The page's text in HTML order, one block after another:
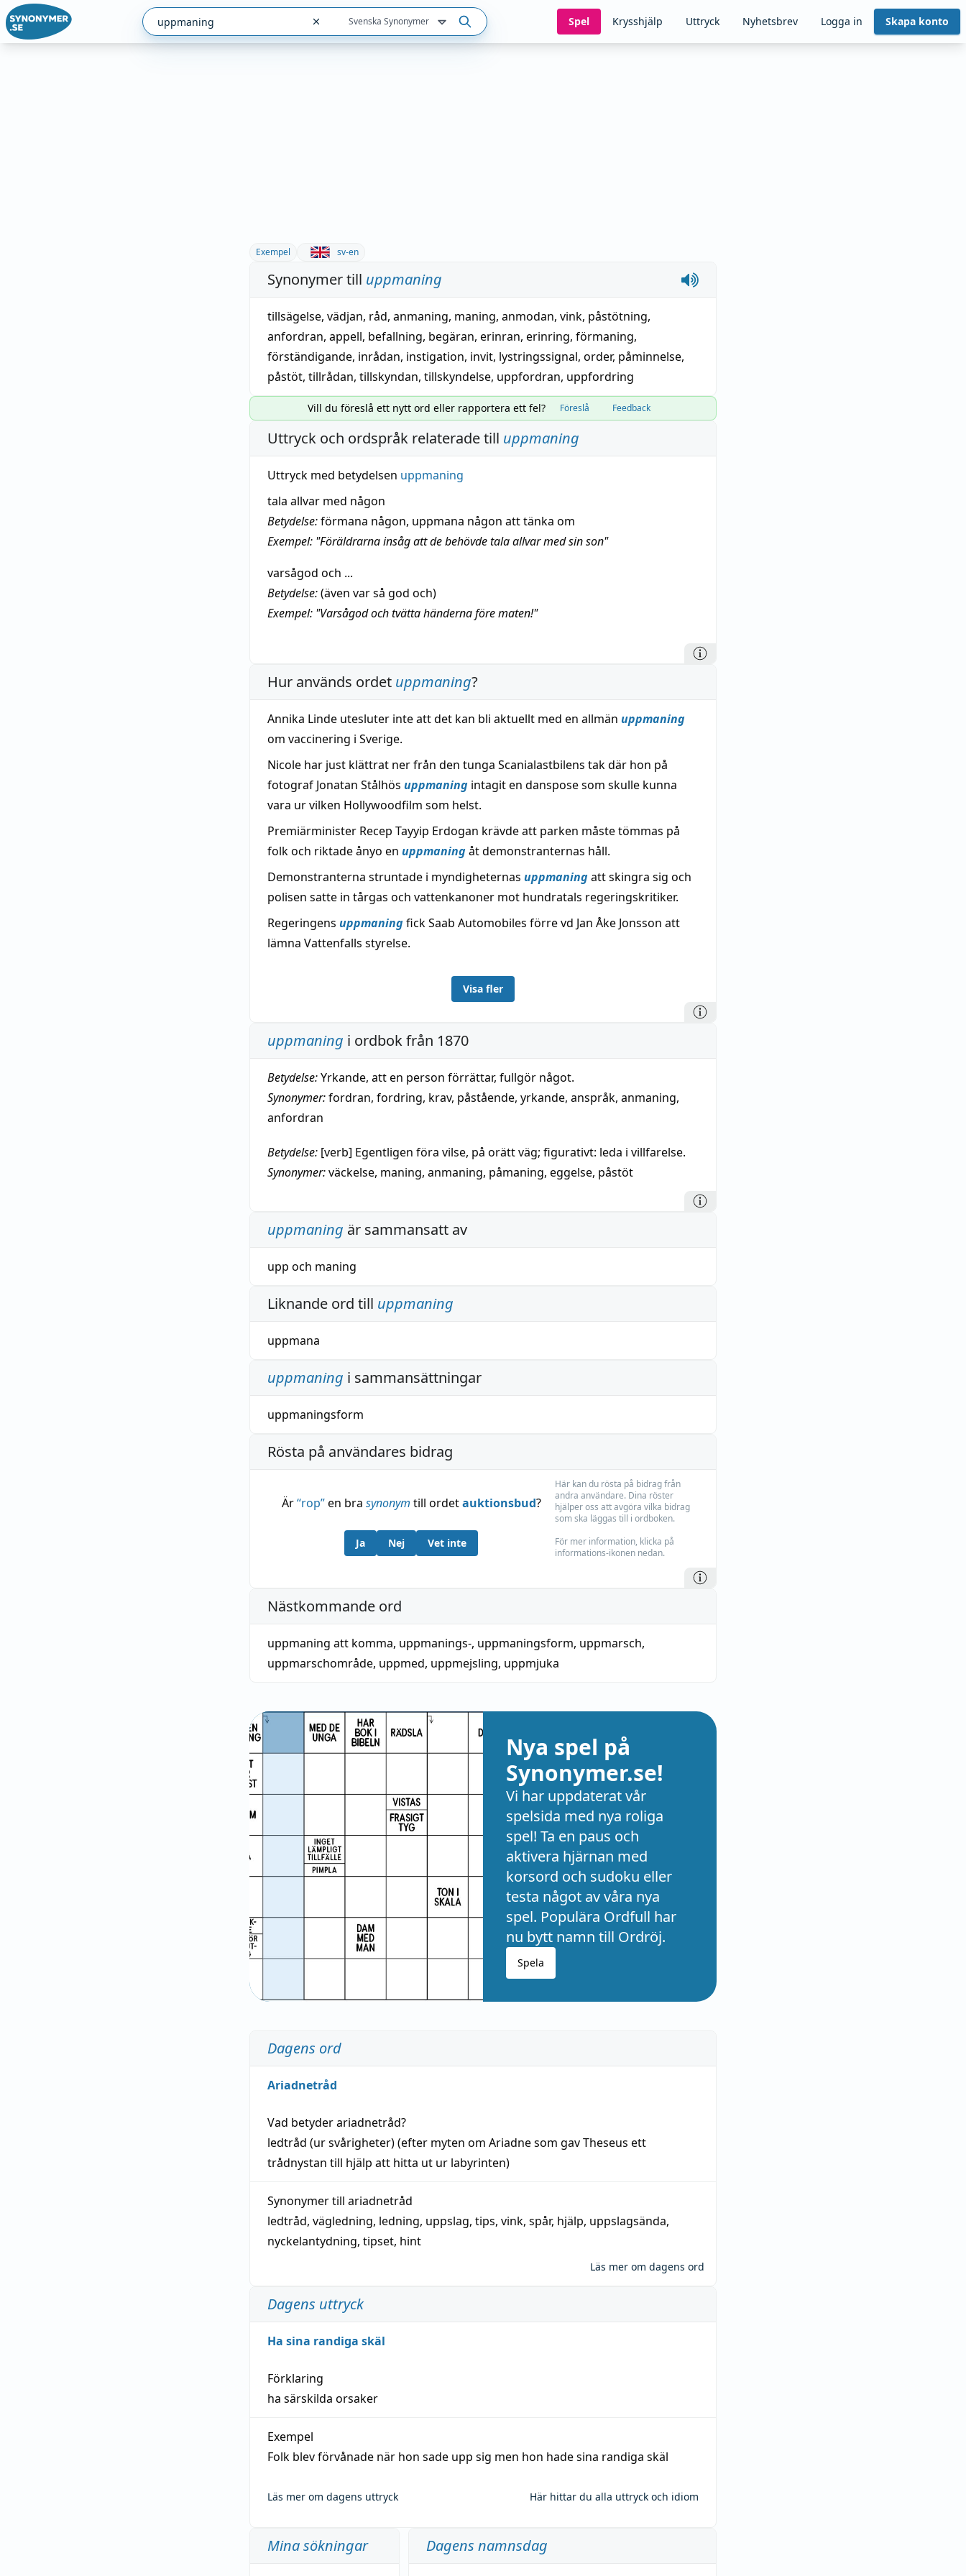
Svenska Synonymer Spel Krysshjälp Uttryck Nyhetsbrev Logga in Skapa konto
Exempel sv-en
Synonymer till uppmaning
tillsägelse, vädjan, råd, anmaning, maning, anmodan, vink, påstötning,
anfordran, appell, befallning, begäran, erinran, erinring, förmaning,
förständigande, inrådan, instigation, invit, lystringssignal, order, påminnelse,
påstöt, tillrådan, tillskyndan, tillskyndelse, uppfordran, uppfordring
Vill du föreslå ett nytt ord eller rapportera ett fel? Föreslå Feedback
Uttryck och ordspråk relaterade till uppmaning
Uttryck med betydelsen uppmaning
tala allvar med någon
Betydelse:förmana någon, uppmana någon att tänka om
Exempel: "Föräldrarna insåg att de behövde tala allvar med sin son"
varsågod och ...
Betydelse:(även var så god och)
Exempel: "Varsågod och tvätta händerna före maten!"
Hur används ordet uppmaning?
Annika Linde utesluter inte att det kan bli aktuellt med en allmän uppmaning
om vaccinering i Sverige.
Nicole har just klättrat ner från den tunga Scanialastbilens tak där hon på
fotograf Jonatan Stålhös uppmaning intagit en danspose som skulle kunna
vara ur vilken Hollywoodfilm som helst.
Premiärminister Recep Tayyip Erdogan krävde att parken måste tömmas på
folk och riktade ånyo en uppmaningåt demonstranternas håll.
Demonstranterna struntade i myndigheternas uppmaningatt skingra sig och
polisen satte in tårgas och vattenkanoner mot hundratals regeringskritiker.
Regeringens uppmaningfick Saab Automobiles förre vd Jan Åke Jonsson att
lämna Vattenfalls styrelse.
Visa fler
uppmaning i ordbok från 1870
Betydelse:Yrkande, att en person förrättar, fullgör något.
Synonymer:fordran, fordring, krav, påstående, yrkande, anspråk, anmaning,
anfordran
Betydelse: [verb] Egentligen föra vilse, på orätt väg; figurativt: leda i villfarelse.
Synonymer:väckelse, maning, anmaning, påmaning, eggelse, påstöt
uppmaning är sammansatt av
upp och maning
Liknande ord till uppmaning
uppmana
uppmaning i sammansättningar
uppmaningsform
Rösta på användares bidrag
Är“rop”en bra synonym till ordetauktionsbud?
Ja Nej Vet inte
Här kan du rösta på bidrag från
andra användare. Dina röster
hjälper oss att avgöra vilka bidrag
som ska läggas till i ordboken.
För mer information, klicka på
informations-ikonen nedan.
Nästkommande ord
uppmaning att komma, uppmanings-, uppmaningsform, uppmarsch,
uppmarschområde, uppmed, uppmejsling, uppmjuka
Nya spel på
Synonymer.se!
Vi har uppdaterat vår
spelsida med nya roliga
spel! Ta en paus och
aktivera hjärnan med
korsord och sudoku eller
testa något av våra nya
spel. Populära Ordfull har
nu bytt namn till Ordröj.
Spela
Dagens ord
Ariadnetråd
Vad betyderariadnetråd?
ledtråd (ur svårigheter) (efter myten om Ariadne som gav Theseus ett
trådnystan till hjälp att hitta ut ur labyrinten)
Synonymer till ariadnetråd
ledtråd, vägledning, ledning, uppslag, tips, vink, spår, hjälp, uppslagsända,
nyckelantydning, tipset, hint
Läs mer om dagens ord
Dagens uttryck
Ha sina randiga skäl
Förklaring
ha särskilda orsaker
Exempel
Folk blev förvånade när hon sade upp sig men hon hade sina randiga skäl
Läs mer om dagens uttryck Här hittar du alla uttryck och idiom
Mina sökningar Dagens namnsdag